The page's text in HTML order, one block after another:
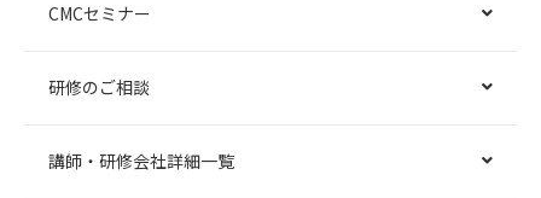
CMCセミナー
研修のご相談
講師・研修会社詳細一覧